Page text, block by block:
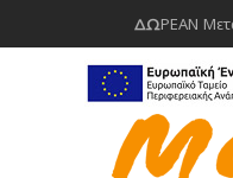
ΔΩΡΕΑΝ